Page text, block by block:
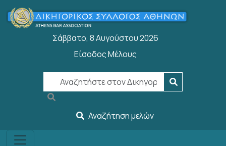
Παράκαμψη προς το κυρίως περιεχόμενο
Σάββατο, 8 Αυγούστου 2026
User account menu
Είσοδος Μέλους
Αναζήτηση μελών